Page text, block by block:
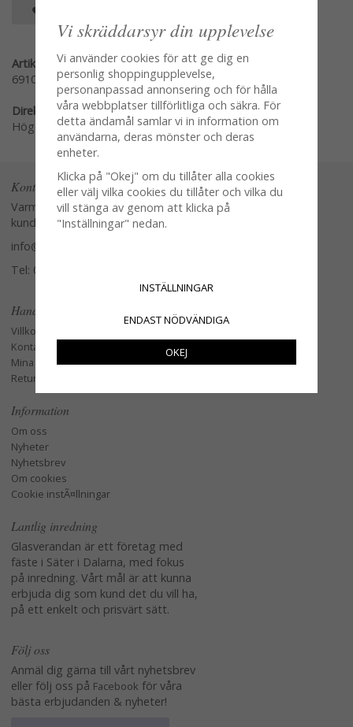
Artikelnummer:
691000
Direktlänk:
Högerklicka och kopiera adressen
Kontakta oss
Varmt välkommen att kontakta vår
kundtjänst.
info@glasverandan.se
Tel: 079-3495968
Handla
Villkor
Kontakta oss
Mina favoriter
Retur och Reklamation
Information
Om oss
Nyheter
Nyhetsbrev
Om cookies
Cookie instÃ¤llningar
Lantlig inredning
Glasverandan är ett företag med
fäste i Säter i Dalarna, med fokus
på inredning. Vårt mål är att kunna
erbjuda dig som kund det du vill ha,
på ett enkelt och prisvärt sätt.
Följ oss
Anmäl dig gärna till vårt nyhetsbrev
eller följ oss på Facebook för våra
bästa erbjudanden & nyheter!
Vi skräddarsyr din upplevelse
Vi använder cookies för att ge dig en
personlig shoppingupplevelse,
personanpassad annonsering och för hålla
våra webbplatser tillförlitliga och säkra. För
detta ändamål samlar vi in information om
användarna, deras mönster och deras
enheter.
Klicka på "Okej" om du tillåter alla cookies
eller välj vilka cookies du tillåter och vilka du
vill stänga av genom att klicka på
"Inställningar" nedan.
INSTÄLLNINGAR
ENDAST NÖDVÄNDIGA
OKEJ